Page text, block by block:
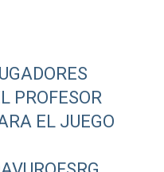
PROFESOR
EL JUEGO